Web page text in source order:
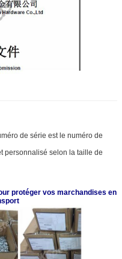
de série est le numéro de
personnalisé selon la taille de
protéger vos marchandises en